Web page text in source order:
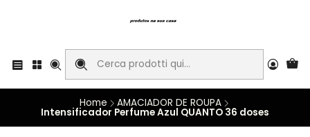
Home AMACIADOR DE ROUPA
Intensificador Perfume Azul QUANTO 36 doses